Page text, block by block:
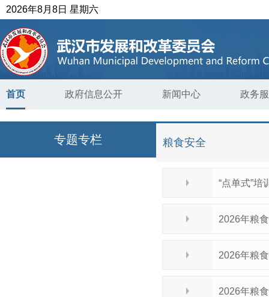
2026年8月8日 星期六
首页 政府信息公开 新闻中心 政务
专题专栏 粮食安全
“点单式”培
2026年粮
2026年粮
2026年粮